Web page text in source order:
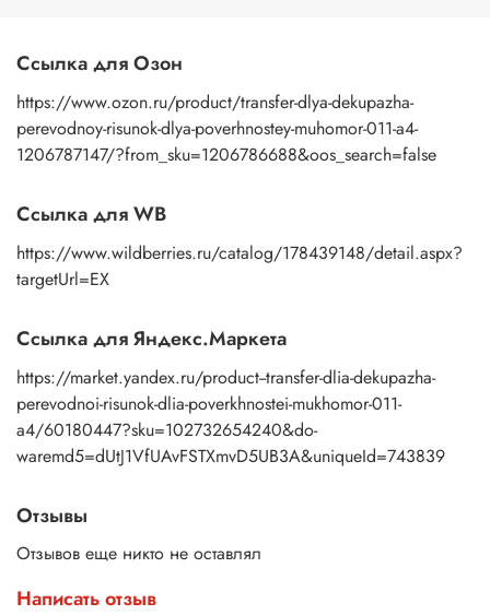
удалите лишнюю влагу и воздух бумажным полотенцем
или кусочком сухой ткани. После чего покройте
изображение любым покрывным лаком. Отлично
подойдет акриловый лак на водной основе, матовый,
глянцевый, полуглянцевый.
Ссылка для Озон
https://www.ozon.ru/product/transfer-dlya-dekupazha-
perevodnoy-risunok-dlya-poverhnostey-muhomor-011-a4-
1206787147/?from_sku=1206786688&oos_search=false
Ссылка для WB
https://www.wildberries.ru/catalog/178439148/detail.aspx?
targetUrl=EX
Ссылка для Яндекс.Маркета
https://market.yandex.ru/product--transfer-dlia-dekupazha-
perevodnoi-risunok-dlia-poverkhnostei-mukhomor-011-
a4/60180447?sku=102732654240&do-
waremd5=dUtJ1VfUAvFSTXmvD5UB3A&uniqueId=743839
Отзывы
Отзывов еще никто не оставлял
Написать отзыв